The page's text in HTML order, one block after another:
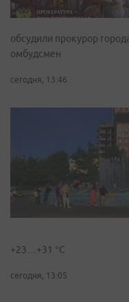
обсудили прокурор
омбудсмен
сегодня, 13:46
+23…+31 °C
сегодня, 13:05